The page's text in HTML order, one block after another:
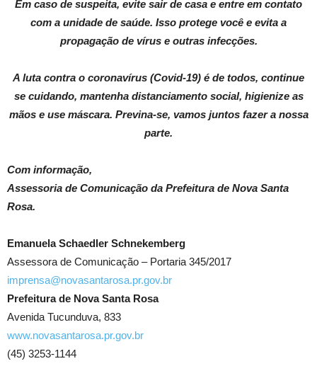
Em caso de suspeita, evite sair de casa e entre em contato
com a unidade de saúde. Isso protege você e evita a
propagação de vírus e outras infecções.
A luta contra o coronavírus (Covid-19) é de todos, continue
se cuidando, mantenha distanciamento social, higienize as
mãos e use máscara. Previna-se, vamos juntos fazer a nossa
parte.
Com informação,
Assessoria de Comunicação da Prefeitura de Nova Santa
Rosa.
Emanuela Schaedler Schnekemberg
Assessora de Comunicação – Portaria 345/2017
imprensa@novasantarosa.pr.gov.br
Prefeitura de Nova Santa Rosa
Avenida Tucunduva, 833
www.novasantarosa.pr.gov.br
(45) 3253-1144